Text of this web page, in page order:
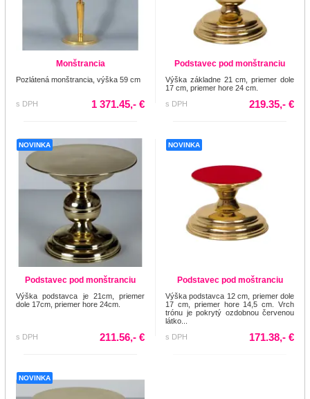
Monštrancia
Pozlátená monštrancia, výška 59 cm
s DPH 1 371.45,- €
Podstavec pod monštranciu
Výška základne 21 cm, priemer dole
17 cm, priemer hore 24 cm.
s DPH
219.35,- €
NOVINKA
Podstavec pod monštranciu
Výška podstavca je 21cm, priemer
dole 17cm, priemer hore 24cm.
s DPH 211.56,- €
NOVINKA
Podstavec pod moštranciu
Výška podstavca 12 cm, priemer dole
17 cm, priemer hore 14,5 cm. Vrch
trónu je pokrytý ozdobnou červenou
látko...
s DPH
171.38,- €
NOVINKA